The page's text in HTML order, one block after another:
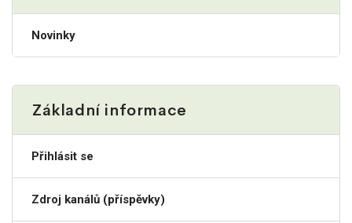
Novinky
Základní informace
Přihlásit se
Zdroj kanálů (příspěvky)